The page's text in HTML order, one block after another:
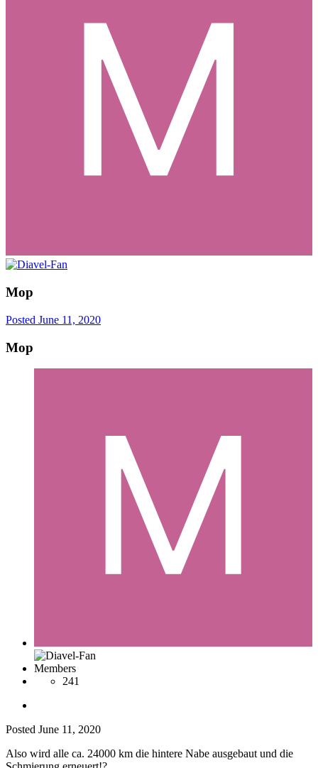
Mop
Posted June 11, 2020
Mop
Members
241
Posted June 11, 2020
Also wird alle ca. 24000 km die hintere Nabe ausgebaut und die